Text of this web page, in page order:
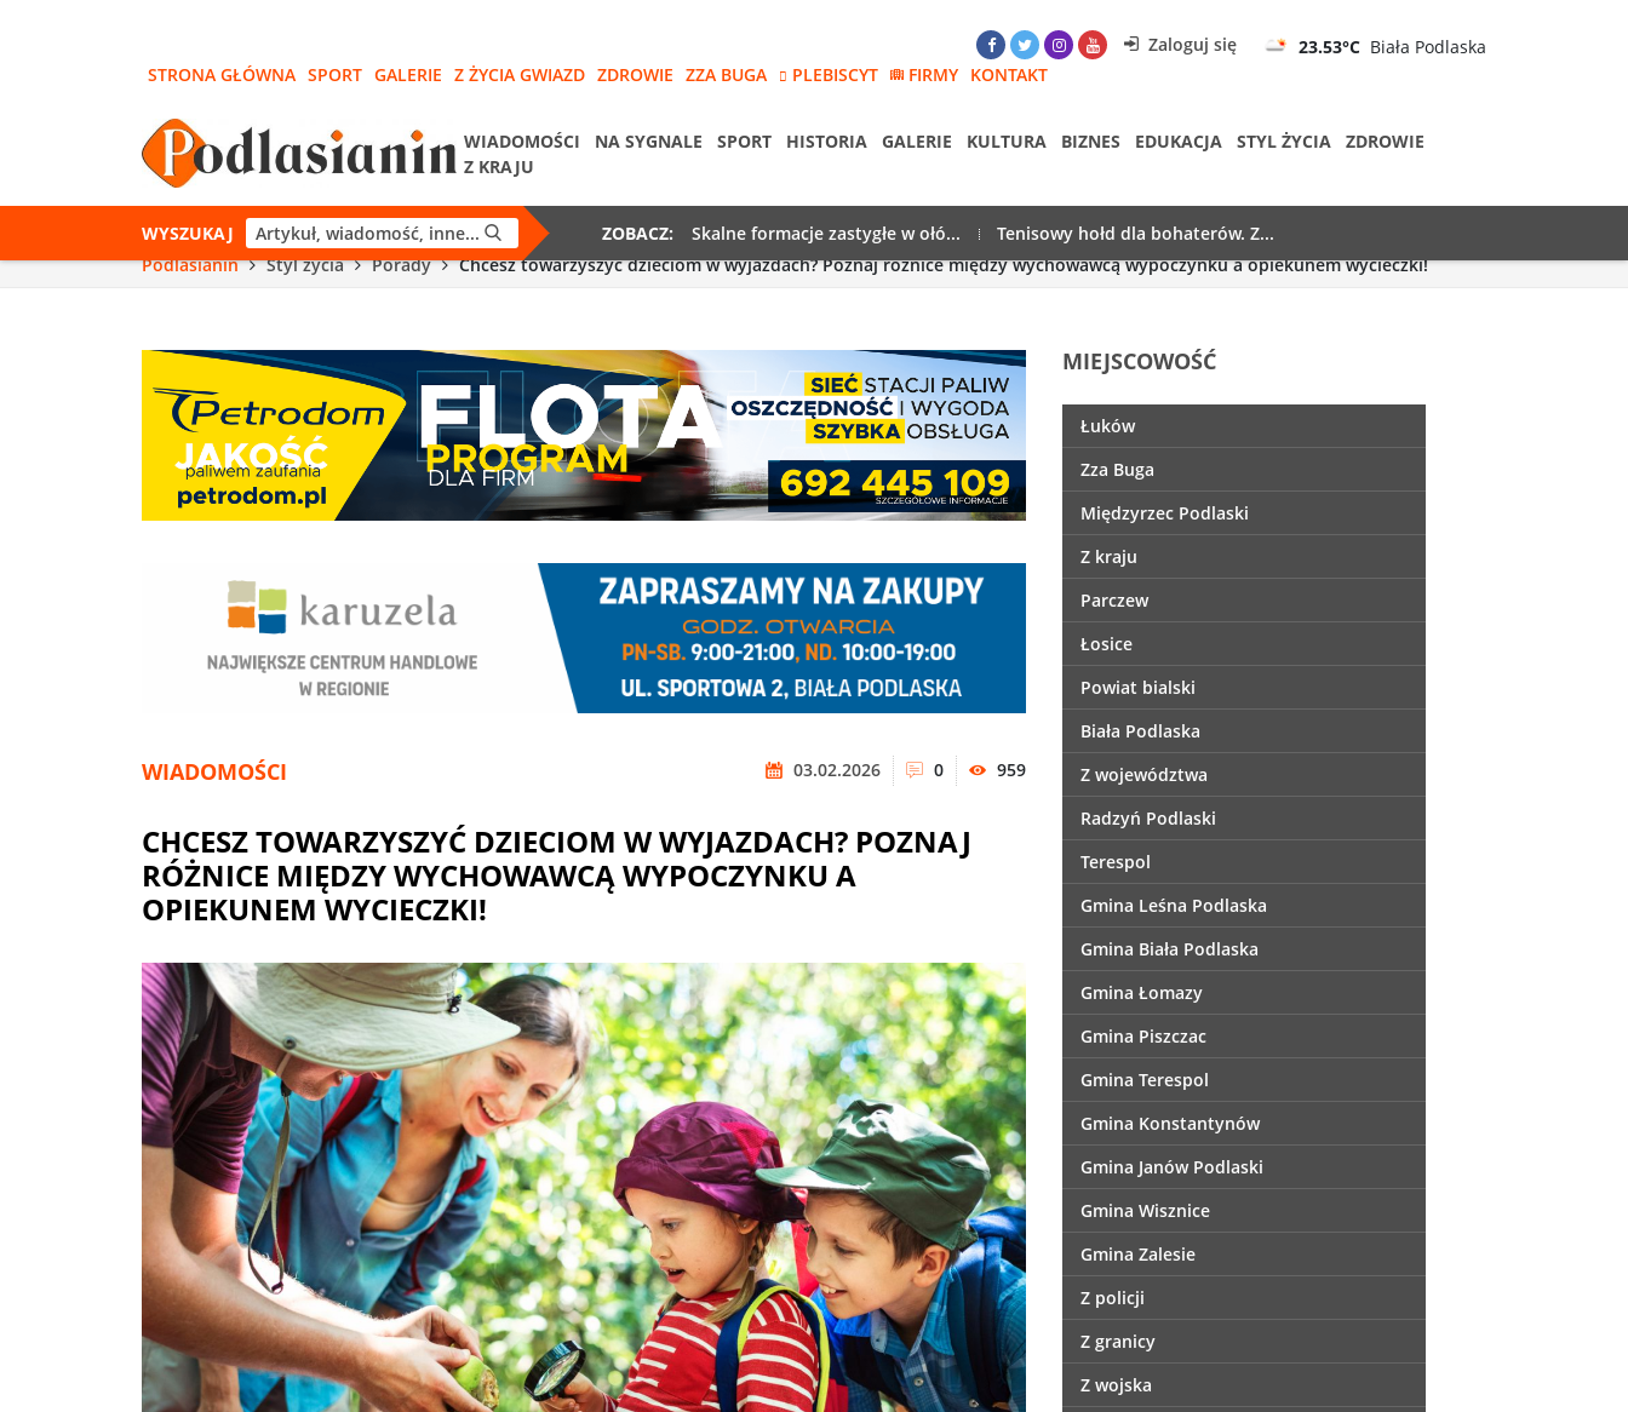
Zaloguj się 23.53°C Biała Podlaska
STRONA GŁÓWNA SPORT GALERIE Z ŻYCIA GWIAZD ZDROWIE ZZA BUGA PLEBISCYT FIRMY KONTAKT
WIADOMOŚCI NA SYGNALE SPORT HISTORIA GALERIE KULTURA BIZNES EDUKACJA STYL ŻYCIA
ZDROWIE
Z KRAJU
WYSZUKAJ ZOBACZ: Skalne formacje zastygłe w ołó...
Tenisowy hołd dla bohaterów. Z...
Podlasianin
Styl życia Porady Chcesz towarzyszyć dzieciom w wyjazdach? Poznaj różnice między wychowawcą wypoczynku a opiekunem wycieczki!
WIADOMOŚCI 03.02.2026 0 959
CHCESZ TOWARZYSZYĆ DZIECIOM W WYJAZDACH? POZNAJ
RÓŻNICE MIĘDZY WYCHOWAWCĄ WYPOCZYNKU A
OPIEKUNEM WYCIECZKI!
MIEJSCOWOŚĆ
Łuków
Zza Buga
Międzyrzec Podlaski
Z kraju
Parczew
Łosice
Powiat bialski
Biała Podlaska
Z województwa
Radzyń Podlaski
Terespol
Gmina Leśna Podlaska
Gmina Biała Podlaska
Gmina Łomazy
Gmina Piszczac
Gmina Terespol
Gmina Konstantynów
Gmina Janów Podlaski
Gmina Wisznice
Gmina Zalesie
Z policji
Z granicy
Z wojska